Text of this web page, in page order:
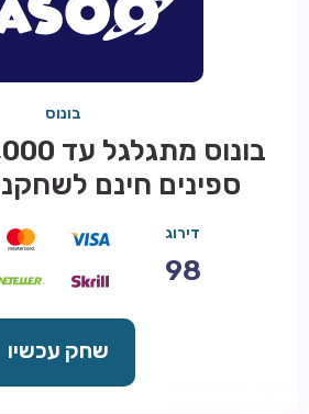
בונוס
ספינים חינם
דירוג
98
שחק עכשיו